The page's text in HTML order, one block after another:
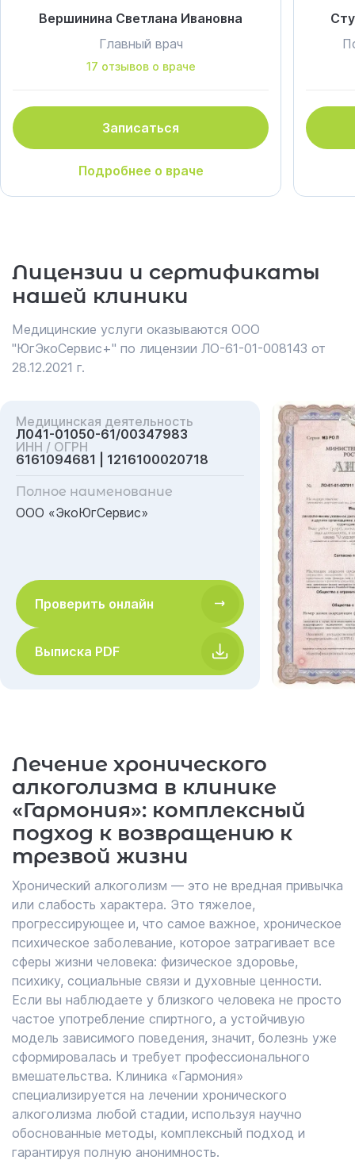
Вершинина Светлана Ивановна
Главный врач
17 отзывов о враче
Записаться
Подробнее о враче
Лицензии и сертификаты
нашей клиники
Медицинские услуги оказываются ООО
"ЮгЭкоСервис+" по лицензии ЛО-61-01-008143 от
28.12.2021 г.
Медицинская деятельность
Л041-01050-61/00347983
ИНН / ОГРН
6161094681 | 1216100020718
Полное наименование
ООО «ЭкоЮгСервис»
Проверить онлайн
Выписка PDF
Лечение хронического
алкоголизма в клинике
«Гармония»: комплексный
подход к возвращению к
трезвой жизни
Хронический алкоголизм — это не вредная привычка
или слабость характера. Это тяжелое,
прогрессирующее и, что самое важное, хроническое
психическое заболевание, которое затрагивает все
сферы жизни человека: физическое здоровье,
психику, социальные связи и духовные ценности.
Если вы наблюдаете у близкого человека не просто
частое употребление спиртного, а устойчивую
модель зависимого поведения, значит, болезнь уже
сформировалась и требует профессионального
вмешательства. Клиника «Гармония»
специализируется на лечении хронического
алкоголизма любой стадии, используя научно
обоснованные методы, комплексный подход и
гарантируя полную анонимность.